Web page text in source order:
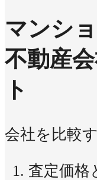
マンシ
不動産
ト
会社を比較
査定価格